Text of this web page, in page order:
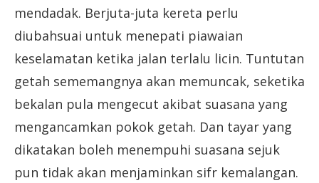
mendadak. Berjuta-juta kereta perlu
diubahsuai untuk menepati piawaian
keselamatan ketika jalan terlalu licin. Tuntutan
getah sememangnya akan memuncak, seketika
bekalan pula mengecut akibat suasana yang
mengancamkan pokok getah. Dan tayar yang
dikatakan boleh menempuhi suasana sejuk
pun tidak akan menjaminkan sifr kemalangan.